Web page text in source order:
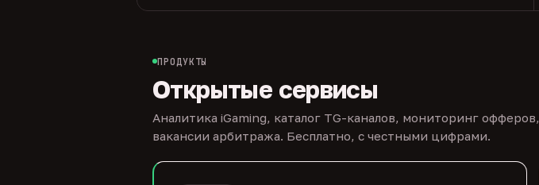
ПРОДУКТЫ
Открытые сервисы
Аналитика iGaming, каталог TG-каналов, мониторинг офферов,
вакансии арбитража. Бесплатно, с честными цифрами.